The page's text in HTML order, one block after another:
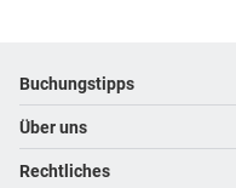
Footer navigation
Buchungstipps
Warum im Reisebüro buchen
Hoteltipps
Über uns
Kontakt
Rechtliches